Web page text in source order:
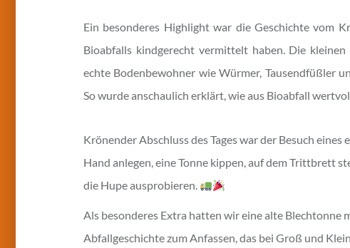
Ein besonderes Highlight war die Geschichte vom
Bioabfalls kindgerecht vermittelt haben. Die
echte Bodenbewohner wie Würmer, Tausendfüßler
So wurde anschaulich erklärt, wie aus Bioabfall
Krönender Abschluss des Tages war der Besuch
Hand anlegen, eine Tonne kippen, auf dem Trittbrett
die Hupe ausprobieren.
Als besonderes Extra hatten wir eine alte Blechtonne
Abfallgeschichte zum Anfassen, das bei Groß und